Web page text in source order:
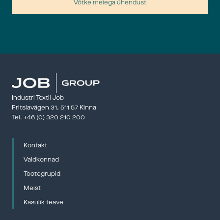
Võtke meiega ühendust
Industri-Textil Job
Fritslavägen 31, 511 57 Kinna
Tel. +46 (0) 320 210 200
Kontakt
Valdkonnad
Tootegrupid
Meist
Kasulik teave